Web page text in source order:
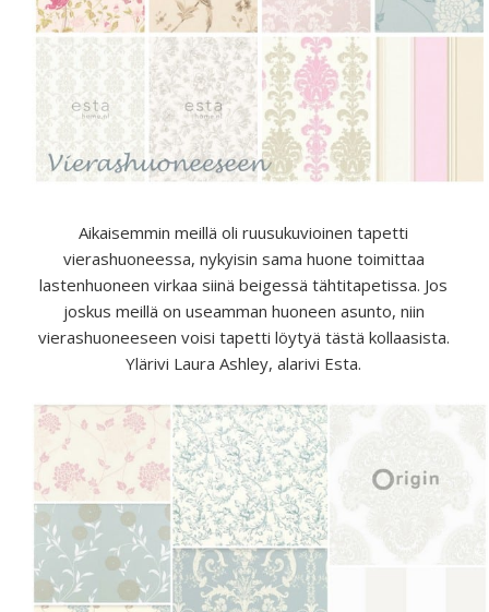
Aikaisemmin meillä oli ruusukuvioinen tapetti
vierashuoneessa, nykyisin sama huone toimittaa
lastenhuoneen virkaa siinä beigessä tähtitapetissa. Jos
joskus meillä on useamman huoneen asunto, niin
vierashuoneeseen voisi tapetti löytyä tästä kollaasista.
Ylärivi Laura Ashley, alarivi Esta.